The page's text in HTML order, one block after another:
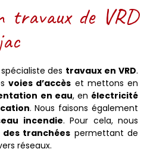
travaux de VRD
des travaux en VRD.
voies d’accès et mettons en
en eau, en électricité
. Nous faisons également
incendie. Pour cela, nous
des tranchées permettant de
réseaux.